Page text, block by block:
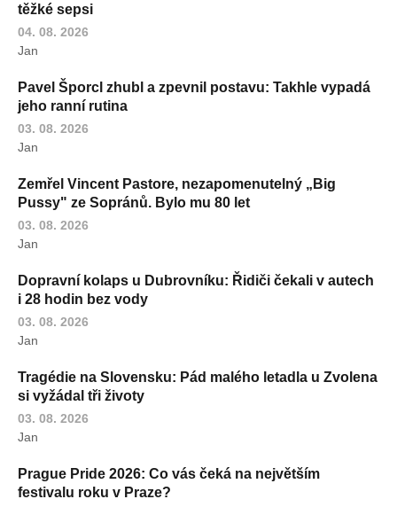
těžké sepsi
04. 08. 2026
Jan
Pavel Šporcl zhubl a zpevnil postavu: Takhle vypadá
jeho ranní rutina
03. 08. 2026
Jan
Zemřel Vincent Pastore, nezapomenutelný „Big
Pussy" ze Sopránů. Bylo mu 80 let
03. 08. 2026
Jan
Dopravní kolaps u Dubrovníku: Řidiči čekali v autech
i 28 hodin bez vody
03. 08. 2026
Jan
Tragédie na Slovensku: Pád malého letadla u Zvolena
si vyžádal tři životy
03. 08. 2026
Jan
Prague Pride 2026: Co vás čeká na největším
festivalu roku v Praze?